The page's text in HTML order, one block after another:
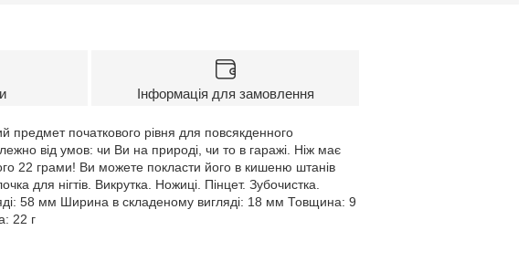
Інформація для замовлення
початкового рівня для повсякденного
від умов: чи Ви на природі, чи то в гаражі. Ніж має
22 грами! Ви можете покласти його в кишеню штанів
для нігтів. Викрутка. Ножиці. Пінцет. Зубочистка.
58 мм Ширина в складеному вигляді: 18 мм Товщина: 9
22 г